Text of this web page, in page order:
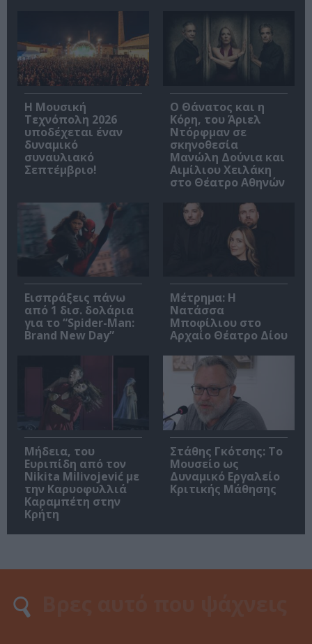
Η Μουσική
Τεχνόπολη 2026
υποδέχεται έναν
δυναμικό
συναυλιακό
Σεπτέμβριο!
Ο Θάνατος και η
Κόρη, του Άριελ
Ντόρφμαν σε
σκηνοθεσία
Μανώλη Δούνια και
Αιμίλιου Χειλάκη
στο Θέατρο Αθηνών
Εισπράξεις πάνω
από 1 δισ. δολάρια
για το “Spider-Man:
Brand New Day”
Μέτρημα: Η
Νατάσσα
Μποφίλιου στο
Αρχαίο Θέατρο Δίου
Μήδεια, του
Ευριπίδη από τον
Nikita Milivojević με
την Καρυοφυλλιά
Καραμπέτη στην
Κρήτη
Στάθης Γκότσης: Το
Μουσείο ως
Δυναμικό Εργαλείο
Κριτικής Μάθησης